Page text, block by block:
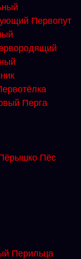
Первопут
Перга
Пёс
Перильца